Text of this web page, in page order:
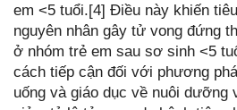
em <5 tuổi.[4] Điều này khiến
nguyên nhân gây tử vong đứng
ở nhóm trẻ em sau sơ sinh <5
cách tiếp cận đối với phương
uống và giáo dục về nuôi dưỡng